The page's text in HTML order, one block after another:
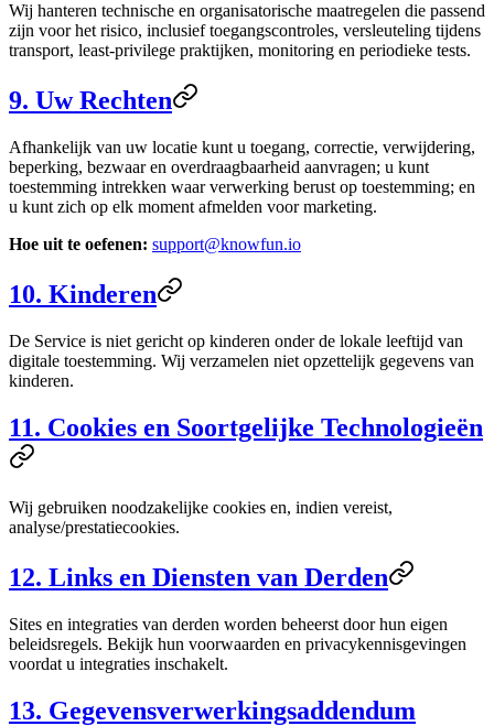
Wij hanteren technische en organisatorische maatregelen die passend
zijn voor het risico, inclusief toegangscontroles, versleuteling tijdens
transport, least-privilege praktijken, monitoring en periodieke tests.
9. Uw Rechten
Afhankelijk van uw locatie kunt u toegang, correctie, verwijdering,
beperking, bezwaar en overdraagbaarheid aanvragen; u kunt
toestemming intrekken waar verwerking berust op toestemming; en
u kunt zich op elk moment afmelden voor marketing.
Hoe uit te oefenen: support@knowfun.io
10. Kinderen
De Service is niet gericht op kinderen onder de lokale leeftijd van
digitale toestemming. Wij verzamelen niet opzettelijk gegevens van
kinderen.
11. Cookies en Soortgelijke Technologieën
Wij gebruiken noodzakelijke cookies en, indien vereist,
analyse/prestatiecookies.
12. Links en Diensten van Derden
Sites en integraties van derden worden beheerst door hun eigen
beleidsregels. Bekijk hun voorwaarden en privacykennisgevingen
voordat u integraties inschakelt.
13. Gegevensverwerkingsaddendum